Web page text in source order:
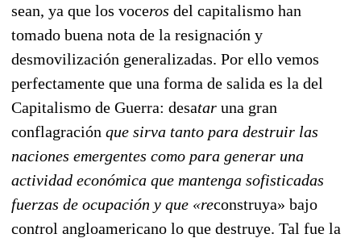
sean, ya que los voce­ros del capitalismo han
tomado buena nota de la resignación y
desmovilización generalizadas. Por ello vemos
perfectamente que una forma de salida es la del
Capitalismo de Guerra: desatar una gran
conflagración que sirva tanto para destruir las
naciones emergentes como para generar una
actividad económica que mantenga sofisticadas
fuerzas de ocupación y que «reconstruya» bajo
control angloamericano lo que destruye. Tal fue la